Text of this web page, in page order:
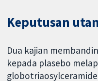
Keputusan
Dua kajian
kepada plasebo